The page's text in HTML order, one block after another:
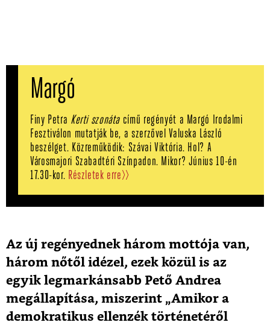
Margó
Finy Petra Kerti szonáta című regényét a Margó Irodalmi
Fesztiválon mutatják be, a szerzővel Valuska László
beszélget. Közreműködik: Szávai Viktória. Hol? A
Városmajori Szabadtéri Színpadon. Mikor? Június 10-én
17.30-kor. Részletek erre>>
Az új regényednek három mottója van,
három nőtől idézel, ezek közül is az
egyik legmarkánsabb Pető Andrea
megállapítása, miszerint „Amikor a
demokratikus ellenzék történetéről